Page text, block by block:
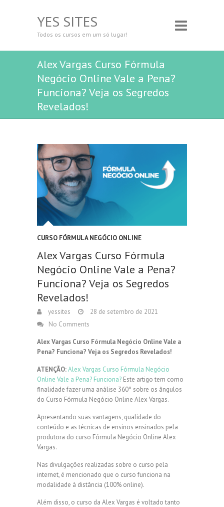
YES SITES
Todos os cursos em um só lugar!
Alex Vargas Curso Fórmula
Negócio Online Vale a Pena?
Funciona? Veja os Segredos
Revelados!
CURSO FÓRMULA NEGÓCIO ONLINE
Alex Vargas Curso Fórmula
Negócio Online Vale a Pena?
Funciona? Veja os Segredos
Revelados!
yessites
28 de setembro de 2021
No Comments
Alex Vargas Curso Fórmula Negócio Online Vale a
Pena? Funciona? Veja os Segredos Revelados!
ATENÇÃO:Alex Vargas Curso Fórmula Negócio
Online Vale a Pena? Funciona? Este artigo tem como
finalidade fazer uma análise 360º sobre os ângulos
do Curso Fórmula Negócio Online Alex Vargas.
Apresentando suas vantagens, qualidade do
conteúdo e as técnicas de ensinos ensinados pela
produtora do curso Fórmula Negócio Online Alex
Vargas.
Nas divulgações realizadas sobre o curso pela
internet, é mencionado que o curso funciona na
modalidade à distância (100% online).
Além disso, o curso da Alex Vargas é voltado tanto